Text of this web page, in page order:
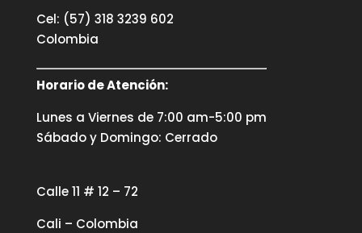
Cel: (57) 318 3239 602
Colombia
Horario de Atención:
Lunes a Viernes de 7:00 am-5:00 pm
Sábado y Domingo: Cerrado
Calle 11 # 12 – 72
Cali – Colombia